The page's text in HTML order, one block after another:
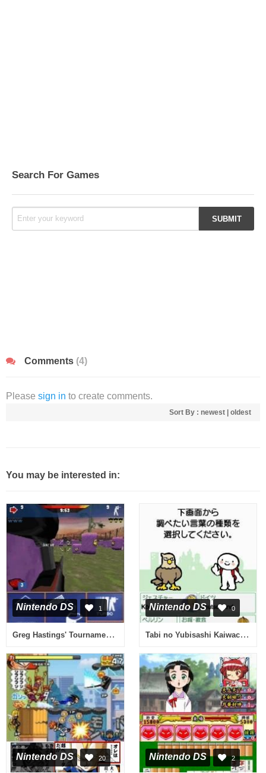
Search For Games
Comments (4)
Please sign in to create comments.
Sort By : newest oldest
You may be interested in:
Nintendo DS 1
Greg Hastings' Tournament Paintball Max'd (USA)
Nintendo DS 0
Tabi no Yubisashi Kaiwachou DS - DS Series 5 - Duits (Japan)
Nintendo DS 20 Nintendo DS 2